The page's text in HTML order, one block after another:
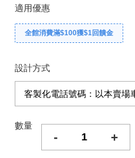
適用優惠
全館消費滿$100獲$1回饋金
設計方式
數量
- +